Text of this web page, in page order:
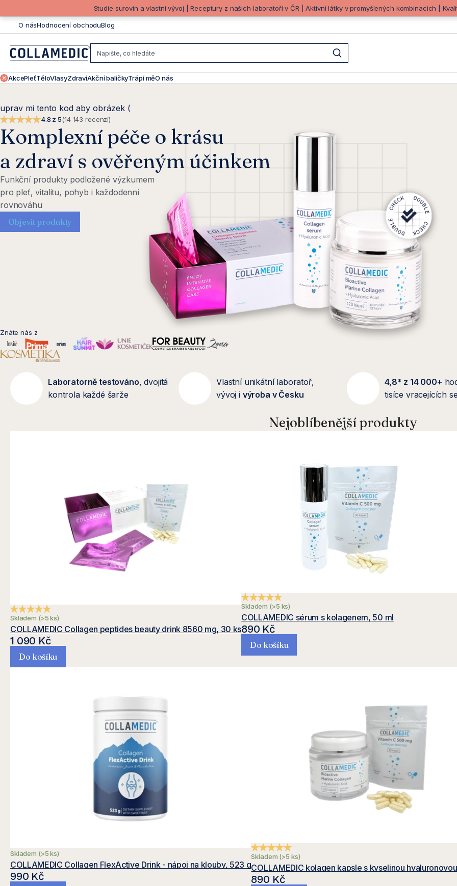
na
obsah
Studie surovin a vlastní vývoj | Receptury z našich laboratoří v ČR | Aktivní látky v promyšlených kombinacích |
O násHodnocení obchoduBlog
AkcePleťTěloVlasyZdravíAkční balíčkyTrápí měO nás
d
e
s
e
k
á
uprav mi tento kod aby obrázek (user/documents/upload/Foto HP/HP22.jpg) byl větší
4.8 z 5(14 143 recenzí)
Komplexní péče o krásu
a zdraví s ověřeným účinkem
Funkční produkty podložené výzkumem
pro pleť, vitalitu, pohyb i každodenní
rovnováhu
Objevit produkty
Znáte nás z
Laboratorně testováno, dvojitá
kontrola každé šarže
Vlastní unikátní laboratoř,
vývoj i výroba v Česku
4,8* z 14 000+
tisíce vracejících
Nejoblíbenější produkty
COLLAMEDIC Collagen peptides beauty drink 8560 mg, 30 ks
Průměrné hodnocení produktu je 4,9 z 5 hvězdiček.
Skladem (>5 ks)
1 090 Kč
Do košíku
COLLAMEDIC sérum s kolagenem, 50 ml
Průměrné hodnocení produktu je 5,0 z 5 hvězdiček.
Skladem (>5 ks)
890 Kč
Do košíku
COLLAMEDIC Collagen FlexActive Drink - nápoj na klouby, 523 g
Skladem (>5 ks)
990 Kč
COLLAMEDIC kolagen kapsle s kyselinou
Průměrné hodnocení produktu je 5,0 z 5 hvězdiček.
Skladem (>5 ks)
890 Kč